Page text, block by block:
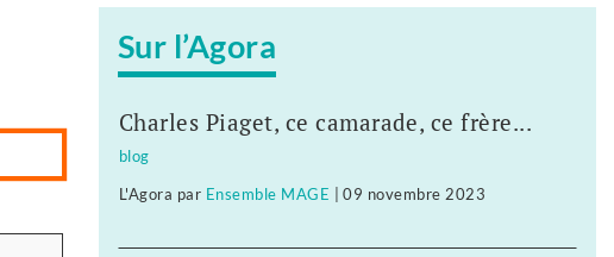
Sur l’Agora
Charles Piaget, ce camarade, ce frère...
blog
L'Agora par Ensemble MAGE |09 novembre 2023